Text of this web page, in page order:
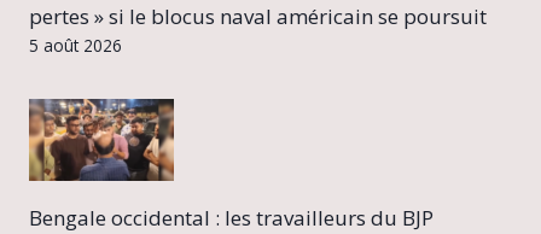
pertes » si le blocus naval américain se poursuit
5 août 2026
Bengale occidental : les travailleurs du BJP